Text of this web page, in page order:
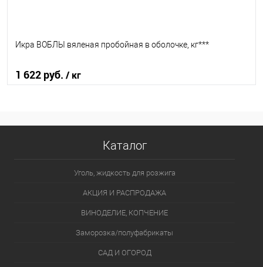
Икра ВОБЛЫ вяленая пробойная в оболочке, кг***
1 622 руб. / кг
Каталог
Уголь, жидкость для розжига
АКЦИЯ И РАСПРОДАЖА
ВИНОДЕЛИЕ, КОПЧЕНИЕ
Заморозка/полуфабрикаты
САД И ОГОРОД